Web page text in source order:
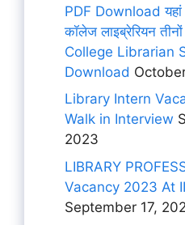
PDF Download
कॉलेज लाइब्रेरियन
College Librarian
Download
Library Intern
Walk in Interview
2023
LIBRARY
Vacancy 2023 At
September 17,